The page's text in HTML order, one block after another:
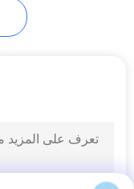
رافع
88